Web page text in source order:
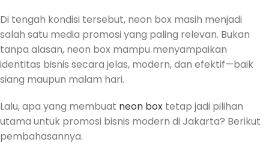
Di tengah kondisi tersebut, neon box masih menjadi
salah satu media promosi yang paling relevan. Bukan
tanpa alasan, neon box mampu menyampaikan
identitas bisnis secara jelas, modern, dan efektif—baik
siang maupun malam hari.
Lalu, apa yang membuat neon box tetap jadi pilihan
utama untuk promosi bisnis modern di Jakarta? Berikut
pembahasannya.